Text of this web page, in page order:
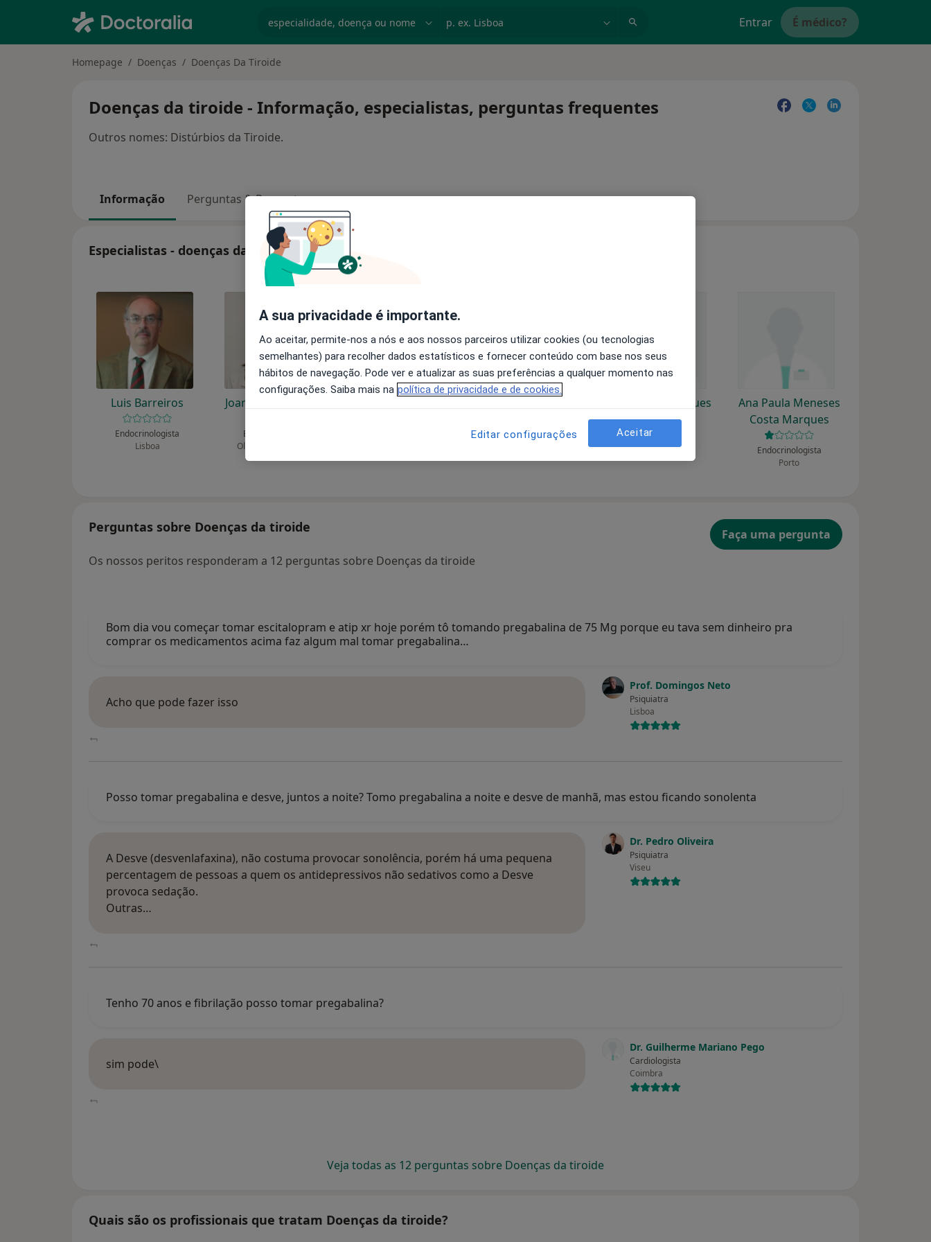
Entrar É médico?
Homepage Doenças Doenças Da Tiroide
Doenças da tiroide - Informação, especialistas, perguntas frequentes
Outros nomes: Distúrbios da Tiroide.
Informação Perguntas & Respostas
Especialistas - doenças da tiroide
Luis Barreiros
Endocrinologista
Lisboa
Joana Lima Ferreira
Endocrinologista
Oliveira de Azeméis
Endocrinologista
Ana Paula Marques
Endocrinologista
Porto
Ana Paula Meneses
Costa Marques
Endocrinologista
Porto
Perguntas sobre Doenças da tiroide
Faça uma pergunta
Os nossos peritos responderam a 12 perguntas sobre Doenças da tiroide
Bom dia vou começar tomar escitalopram e atip xr hoje porém tô tomando pregabalina de 75 Mg porque eu tava sem dinheiro pra
comprar os medicamentos acima faz algum mal tomar pregabalina…
Prof. Domingos Neto
Psiquiatra
Lisboa
Acho que pode fazer isso
Posso tomar pregabalina e desve, juntos a noite? Tomo pregabalina a noite e desve de manhã, mas estou ficando sonolenta
Dr. Pedro Oliveira
Psiquiatra
Viseu
A Desve (desvenlafaxina), não costuma provocar sonolência, porém há uma pequena
percentagem de pessoas a quem os antidepressivos não sedativos como a Desve
provoca sedação.
Outras…
Tenho 70 anos e fibrilação posso tomar pregabalina?
Dr. Guilherme Mariano Pego
Cardiologista
Coimbra
sim pode\
Veja todas as 12 perguntas sobre Doenças da tiroide
Quais são os profissionais que tratam Doenças da tiroide?
A sua privacidade é importante.
Ao aceitar, permite-nos a nós e aos nossos parceiros utilizar cookies (ou tecnologias
semelhantes) para recolher dados estatísticos e fornecer conteúdo com base nos seus
hábitos de navegação. Pode ver e atualizar as suas preferências a qualquer momento nas
configurações. Saiba mais na política de privacidade e de cookies.
Editar configurações Aceitar